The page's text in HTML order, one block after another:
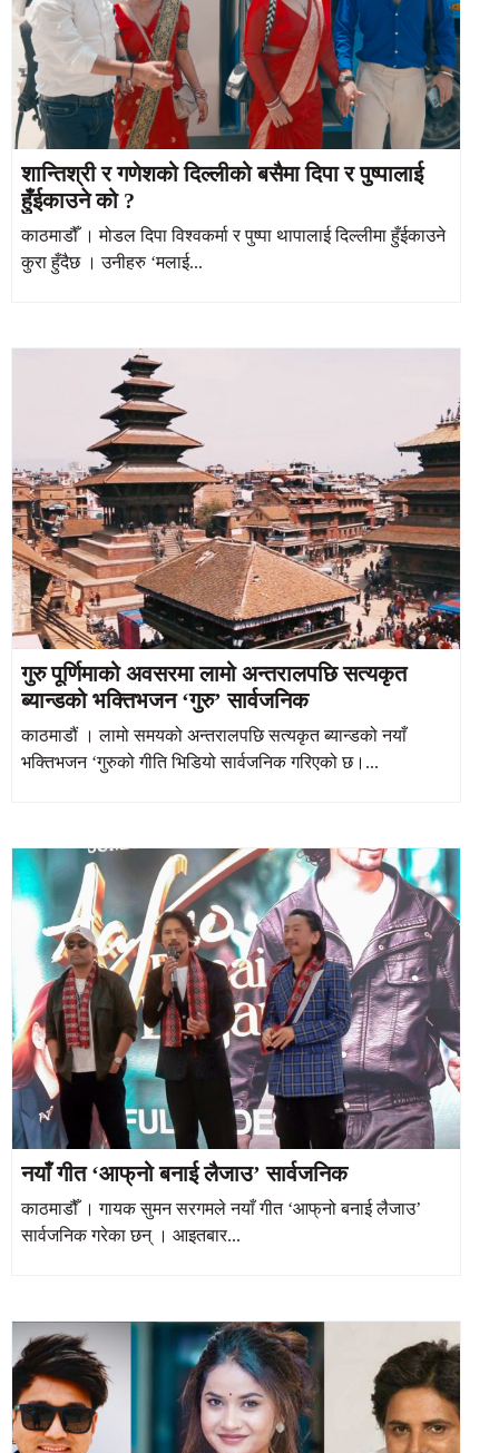
शान्तिश्री र गणेशको दिल्लीको बसैमा दिपा र पुष्पालाई
हुँईकाउने को ?
काठमाडौँ । मोडल दिपा विश्वकर्मा र पुष्पा थापालाई दिल्लीमा हुँईकाउने
कुरा हुँदैछ । उनीहरु ‘मलाई...
गुरु पूर्णिमाको अवसरमा लामो अन्तरालपछि सत्यकृत
ब्यान्डको भक्तिभजन ‘गुरु’ सार्वजनिक
काठमाडौं । लामो समयको अन्तरालपछि सत्यकृत ब्यान्डको नयाँ
भक्तिभजन ‘गुरुको गीति भिडियो सार्वजनिक गरिएको छ।...
नयाँ गीत ‘आफ्‌नो बनाई लैजाउ’ सार्वजनिक
काठमाडौँ । गायक सुमन सरगमले नयाँ गीत ‘आफ्‌नो बनाई लैजाउ’
सार्वजनिक गरेका छन् । आइतबार...